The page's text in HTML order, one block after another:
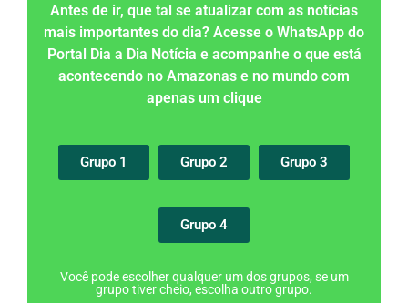
Antes de ir, que tal se atualizar com as notícias
mais importantes do dia? Acesse o WhatsApp do
Portal Dia a Dia Notícia e acompanhe o que está
acontecendo no Amazonas e no mundo com
apenas um clique
Grupo 1 Grupo 2 Grupo 3
Grupo 4
Você pode escolher qualquer um dos grupos, se um
grupo tiver cheio, escolha outro grupo.